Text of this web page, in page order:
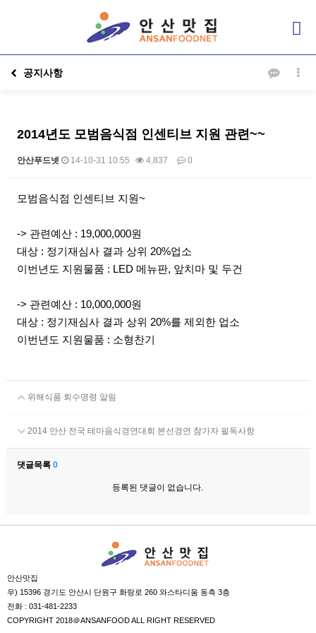
공지사항
2014년도 모범음식점 인센티브 지원 관련~~
안산푸드넷 14-10-31 10:55 4,837 0
본문
모범음식점 인센티브 지원~
-> 관련예산 : 19,000,000원
대상 : 정기재심사 결과 상위 20%업소
이번년도 지원물품 : LED 메뉴판, 앞치마 및 두건
-> 관련예산 : 10,000,000원
대상 : 정기재심사 결과 상위 20%를 제외한 업소
이번년도 지원물품 : 소형찬기
위해식품 회수명령 알림
2014 안산 전국 테마음식경연대회 본선경연 참가자 필독사항
댓글목록 0
등록된 댓글이 없습니다.
안산맛집
우) 15396 경기도 안산시 단원구 화랑로 260 와스타디움 동측 3층
전화 : 031-481-2233
COPYRIGHT 2018＠ANSANFOOD ALL RIGHT RESERVED